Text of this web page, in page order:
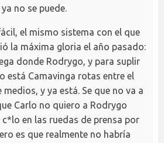
no se puede.
el mismo sistema con el que
la máxima gloria el año pasado:
donde Rodrygo, y para suplir
está Camavinga rotas entre el
medios, y ya está. Se que no va a
Carlo no quiero a Rodrygo
en las ruedas de prensa por
es que realmente no habría